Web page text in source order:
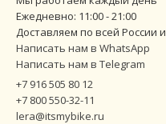
Ежедневно: 11:00 - 21:00
Доставляем по всей России
Написать нам в WhatsApp
Написать нам в Telegram
+7 916 505 80 12
+7 800 550-32-11
lera@itsmybike.ru